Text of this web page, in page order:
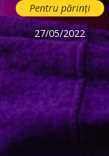
Pentru părinți
27/05/2022